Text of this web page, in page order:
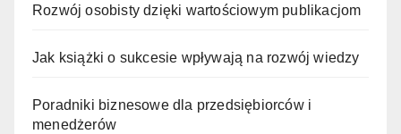
Rozwój osobisty dzięki wartościowym publikacjom
Jak książki o sukcesie wpływają na rozwój wiedzy
Poradniki biznesowe dla przedsiębiorców i
menedżerów